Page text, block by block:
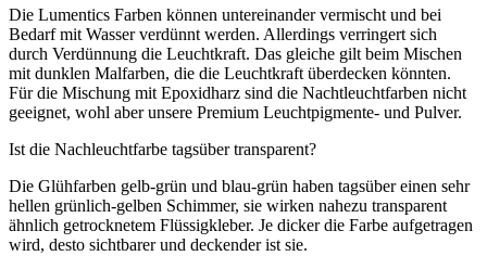
Die Lumentics Farben können untereinander vermischt und bei
Bedarf mit Wasser verdünnt werden. Allerdings verringert sich
durch Verdünnung die Leuchtkraft. Das gleiche gilt beim Mischen
mit dunklen Malfarben, die die Leuchtkraft überdecken könnten.
Für die Mischung mit Epoxidharz sind die Nachtleuchtfarben nicht
geeignet, wohl aber unsere Premium Leuchtpigmente- und Pulver.
Ist die Nachleuchtfarbe tagsüber transparent?
Die Glühfarben gelb-grün und blau-grün haben tagsüber einen sehr
hellen grünlich-gelben Schimmer, sie wirken nahezu transparent
ähnlich getrocknetem Flüssigkleber. Je dicker die Farbe aufgetragen
wird, desto sichtbarer und deckender ist sie.